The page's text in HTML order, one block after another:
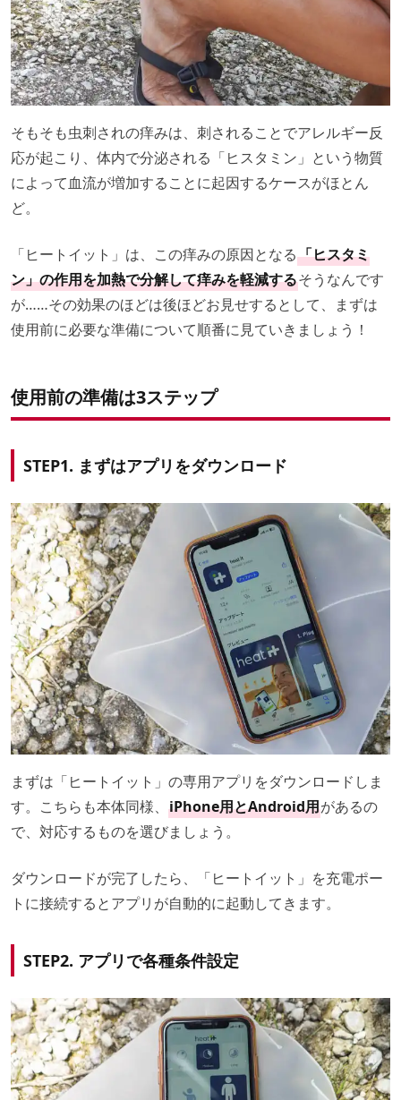
そもそも虫刺されの痒みは、刺されることでアレルギー反
応が起こり、体内で分泌される「ヒスタミン」という物質
によって血流が増加することに起因するケースがほとん
ど。
「ヒートイット」は、この痒みの原因となる「ヒスタミ
ン」の作用を加熱で分解して痒みを軽減するそうなんです
が……その効果のほどは後ほどお見せするとして、まずは
使用前に必要な準備について順番に見ていきましょう！
使用前の準備は3ステップ
STEP1. まずはアプリをダウンロード
まずは「ヒートイット」の専用アプリをダウンロードしま
す。こちらも本体同様、 iPhone用とAndroid用があるの
で、対応するものを選びましょう。
ダウンロードが完了したら、「ヒートイット」を充電ポー
トに接続するとアプリが自動的に起動してきます。
STEP2. アプリで各種条件設定